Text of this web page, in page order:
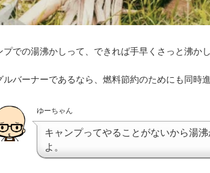
プでの湯沸かしって、できれば手早くさっと沸か
ルバーナーであるなら、燃料節約のためにも同時
ゆーちゃん
キャンプってやることがないから湯
よ。